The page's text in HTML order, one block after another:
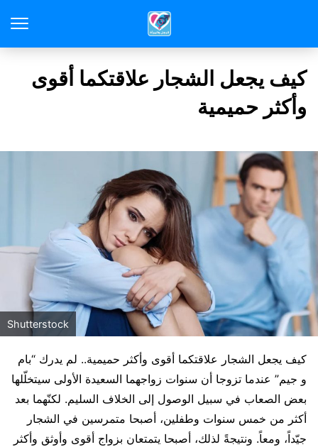
كيف يجعل الشجار علاقتكما أقوى
وأكثر حميمية
Shutterstock
كيف يجعل الشجار علاقتكما أقوى وأكثر حميمية.. لم يدرك “بام
و جيم” عندما تزوجا أن سنوات زواجهما السعيدة الأولى سيتخلّلها
بعض الصعاب في سبيل الوصول إلى الخلاف السليم. لكنّهما بعد
أكثر من خمس سنوات وطفلين، أصبحا متمرسين في الشجار
جيّداً، ومعاً. ونتيجةً لذلك، أصبحا يتمتعان بزواج أقوى وأوثق وأكثر